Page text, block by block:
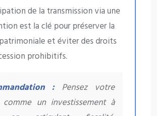
de la transmission via une
est la clé pour préserver la
et éviter des droits
prohibitifs.
:Pensez votre
un investissement à